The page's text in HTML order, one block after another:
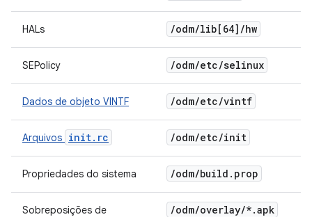
HALs /odm/lib[64] /hw
SEPolicy /odm/etc/selinux
Dados de objeto VINTF /odm/etc/vintf
Arquivos init.rc /odm/etc/init
Propriedades do sistema /odm/build . prop
Sobreposições de
/odm/overlay/*.apk